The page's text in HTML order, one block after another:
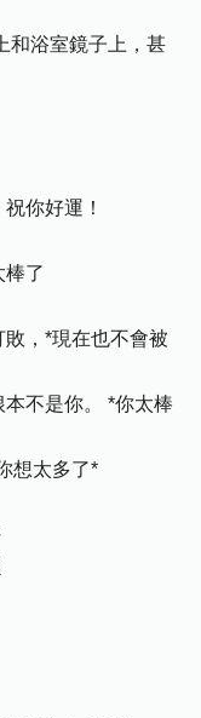
和浴室鏡子上，甚
你好運！
了
，*現在也不會被
不是你。 *你太棒
想太多了*